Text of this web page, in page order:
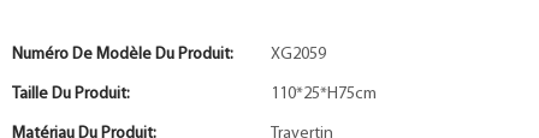
Numéro De Modèle Du Produit: XG2059
Taille Du Produit: 110*25*H75cm
Matériau Du Produit: Travertin